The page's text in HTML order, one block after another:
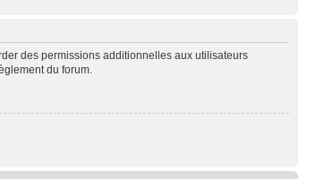
des permissions additionnelles aux utilisateurs
du forum.